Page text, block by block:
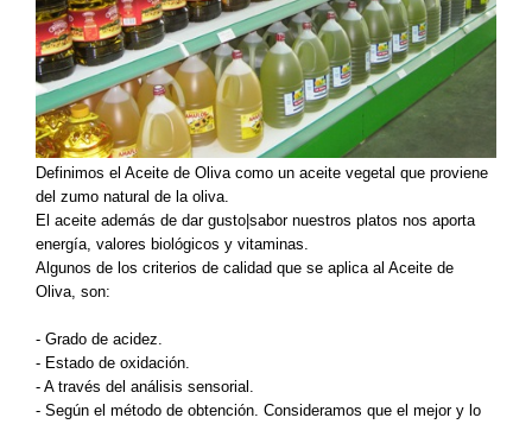
Definimos el Aceite de Oliva como un aceite vegetal que proviene
del zumo natural de la oliva.
El aceite además de dar gusto|sabor nuestros platos nos aporta
energía, valores biológicos y vitaminas.
Algunos de los criterios de calidad que se aplica al Aceite de
Oliva, son:
- Grado de acidez.
- Estado de oxidación.
- A través del análisis sensorial.
- Según el método de obtención. Consideramos que el mejor y lo